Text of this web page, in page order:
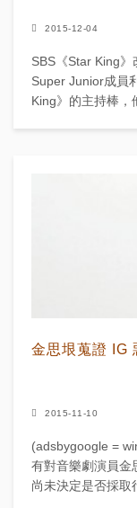
2015-12-04
SBS《Star King》
Super Junior成員
King》的主持棒，
金思垠蒐證 IG
2015-11-10
(adsbygoogle =
有對音樂劇演員金
尚未決定是否採取